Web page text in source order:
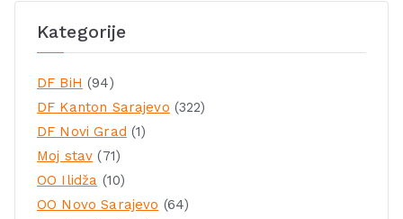
Kategorije
DF BiH (94)
DF Kanton Sarajevo (322)
DF Novi Grad (1)
Moj stav (71)
OO Ilidža (10)
OO Novo Sarajevo (64)